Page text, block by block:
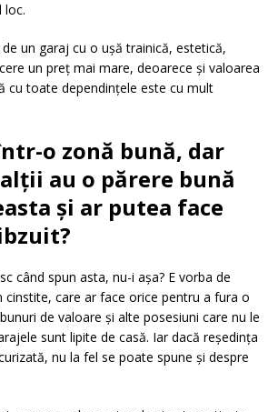
loc.
un garaj cu o ușă trainică, estetică,
un preț mai mare, deoarece și valoarea
cu toate dependințele este cu mult
o zonă bună, dar
au o părere bună
și ar putea face
când spun asta, nu-i așa? E vorba de
cinstite, care ar face orice pentru a fura o
de valoare și alte posesiuni care nu le
sunt lipite de casă. Iar dacă reședința
nu la fel se poate spune și despre